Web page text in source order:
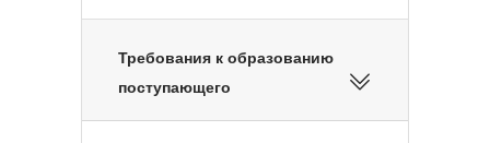
Требования к образованию
поступающего